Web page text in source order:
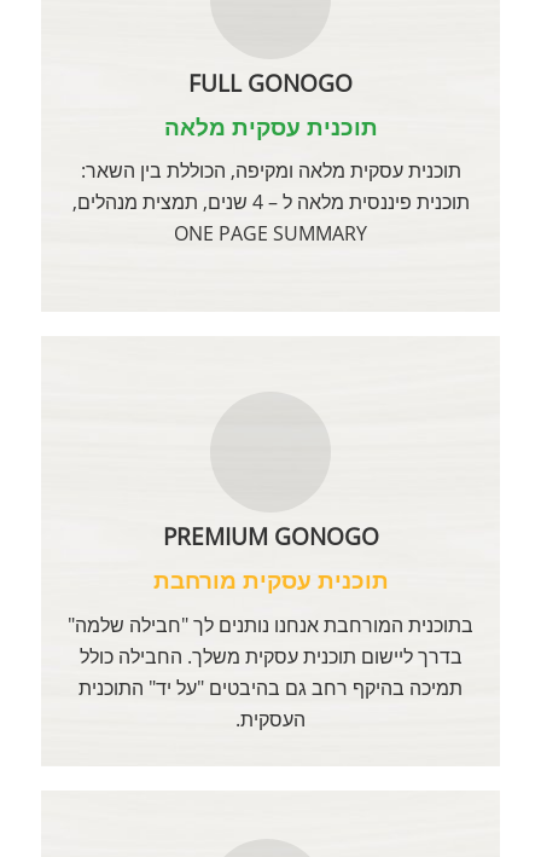
FULL GONOGO
תוכנית עסקית מלאה
תוכנית עסקית מלאה ומקיפה, הכוללת בין השאר:
תוכנית פיננסית מלאה ל – 4 שנים, תמצית מנהלים,
ONE PAGE SUMMARY
PREMIUM GONOGO
תוכנית עסקית מורחבת
בתוכנית המורחבת אנחנו נותנים לך "חבילה שלמה"
בדרך ליישום תוכנית עסקית משלך. החבילה כולל
תמיכה בהיקף רחב גם בהיבטים "על יד" התוכנית
העסקית.